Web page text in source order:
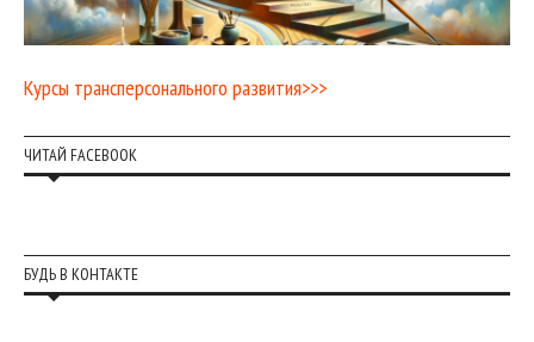
Курсы трансперсонального развития>>>
ЧИТАЙ FACEBOOK
БУДЬ В КОНТАКТЕ